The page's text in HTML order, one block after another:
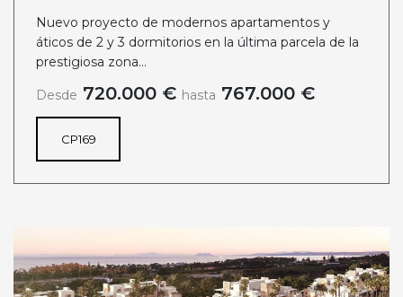
Nuevo proyecto de modernos apartamentos y
áticos de 2 y 3 dormitorios en la última parcela de la
prestigiosa zona...
Desde 720.000 € hasta 767.000 €
CP169